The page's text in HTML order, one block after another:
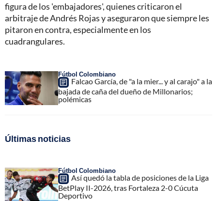
figura de los 'embajadores', quienes criticaron el
arbitraje de Andrés Rojas y aseguraron que siempre les
pitaron en contra, especialmente en los
cuadrangulares.
Fútbol Colombiano
Falcao García, de "a la mier... y al carajo" a la
bajada de caña del dueño de Millonarios;
polémicas
Últimas noticias
Fútbol Colombiano
Así quedó la tabla de posiciones de la Liga
BetPlay II-2026, tras Fortaleza 2-0 Cúcuta
Deportivo